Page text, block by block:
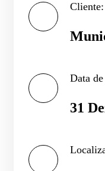
Cliente:
31
Data